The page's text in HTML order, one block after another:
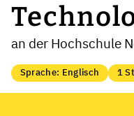
an der Hochschule
Sprache: Englisch 1